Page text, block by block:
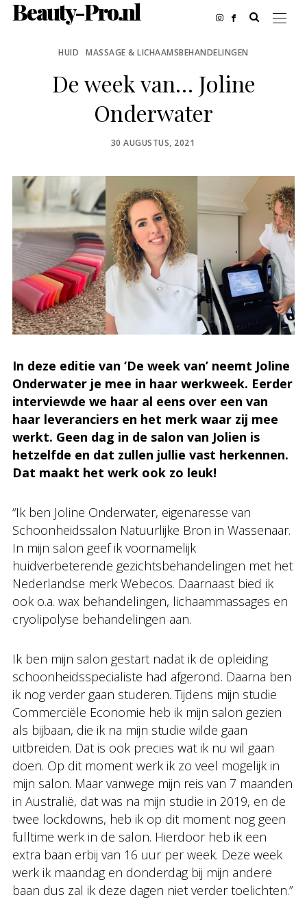
Beauty-Pro.nl
HUID MASSAGE & LICHAAMSBEHANDELINGEN
De week van… Joline
Onderwater
POSTED
30 AUGUSTUS, 2021
In deze editie van ‘De week van’ neemt Joline
Onderwater je mee in haar werkweek. Eerder
interviewde we haar al eens over een van
haar leveranciers en het merk waar zij mee
werkt. Geen dag in de salon van Jolien is
hetzelfde en dat zullen jullie vast herkennen.
Dat maakt het werk ook zo leuk!
“Ik ben Joline Onderwater, eigenaresse van
Schoonheidssalon Natuurlijke Bron in Wassenaar.
In mijn salon geef ik voornamelijk
huidverbeterende gezichtsbehandelingen met het
Nederlandse merk Webecos. Daarnaast bied ik
ook o.a. wax behandelingen, lichaammassages en
cryolipolyse behandelingen aan.
Ik ben mijn salon gestart nadat ik de opleiding
schoonheidsspecialiste had afgerond. Daarna ben
ik nog verder gaan studeren. Tijdens mijn studie
Commerciële Economie heb ik mijn salon gezien
als bijbaan, die ik na mijn studie wilde gaan
uitbreiden. Dat is ook precies wat ik nu wil gaan
doen. Op dit moment werk ik zo veel mogelijk in
mijn salon. Maar vanwege mijn reis van 7 maanden
in Australië, dat was na mijn studie in 2019, en de
twee lockdowns, heb ik op dit moment nog geen
fulltime werk in de salon. Hierdoor heb ik een
extra baan erbij van 16 uur per week. Deze week
werk ik maandag en donderdag bij mijn andere
baan dus zal ik deze dagen niet verder toelichten.”